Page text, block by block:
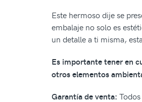
Este hermoso dije se
embalaje no solo es
un detalle a ti misma,
Es importante tener en
otros elementos
Garantía de venta: